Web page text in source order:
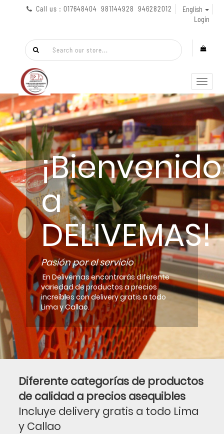
Call us : 017648404 981144928 946282012
English
Login
a
DELIVEMAS!
Pasión por el servicio
En Delivemas encontrarás diferente
variedad de productos a precios
increíbles con delivery gratis a todo
Lima y Callao.
Diferente categorías de productos
de calidad a precios asequibles
Incluye delivery gratis a todo Lima
y Callao